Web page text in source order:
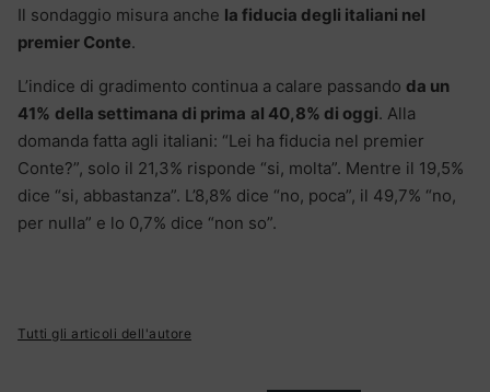
Il sondaggio misura anche la fiducia degli italiani nel
premier Conte.
L’indice di gradimento continua a calare passando da un
41% della settimana di prima al 40,8% di oggi. Alla
domanda fatta agli italiani: “Lei ha fiducia nel premier
Conte?”, solo il 21,3% risponde “si, molta”. Mentre il 19,5%
dice “si, abbastanza”. L’8,8% dice “no, poca”, il 49,7% “no,
per nulla” e lo 0,7% dice “non so”.
Tutti gli articoli dell'autore